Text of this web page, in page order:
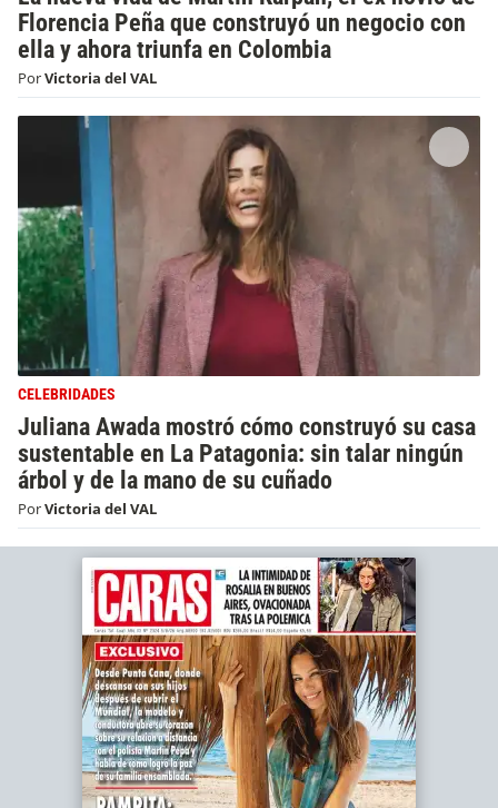
Florencia Peña que construyó un negocio con
ella y ahora triunfa en Colombia
PorVictoria del VAL
CELEBRIDADES
Juliana Awada mostró cómo construyó su casa
sustentable en La Patagonia: sin talar ningún
árbol y de la mano de su cuñado
PorVictoria del VAL